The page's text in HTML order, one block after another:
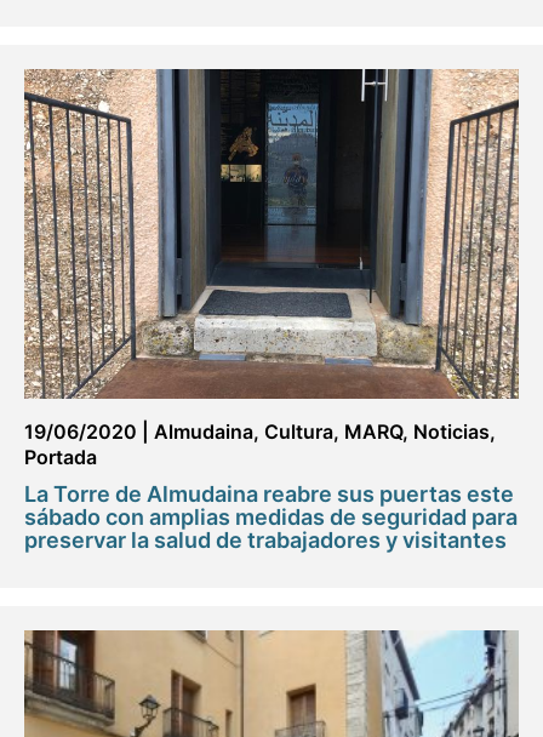
19/06/2020 Almudaina, Cultura, MARQ, Noticias,
Portada
La Torre de Almudaina reabre sus puertas este
sábado con amplias medidas de seguridad para
preservar la salud de trabajadores y visitantes